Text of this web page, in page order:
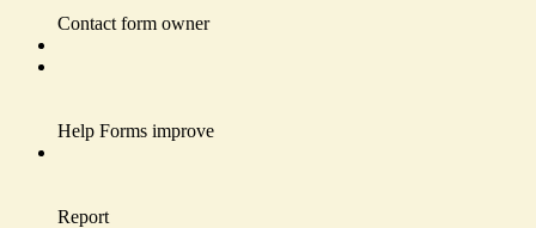
Contact form owner
Help Forms improve
Report